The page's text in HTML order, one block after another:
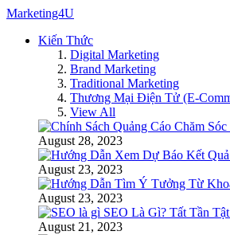
Marketing4U
Kiến Thức
Digital Marketing
Brand Marketing
Traditional Marketing
Thương Mại Điện Tử (E-
View All
August 28, 2023
August 23, 2023
August 23, 2023
SEO Là Gì? Tất Tần
August 21, 2023